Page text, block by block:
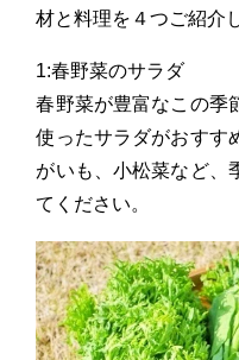
材と料理を４つご紹介
1:春野菜のサラダ
春野菜が豊富なこの季
使ったサラダがおすす
がいも、小松菜など、
てください。